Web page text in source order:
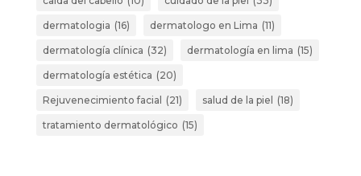
dermatologia (16) dermatologo en Lima (11)
dermatología clínica (32) dermatología en lima (15)
dermatología estética (20)
Rejuvenecimiento facial (21) salud de la piel (18)
tratamiento dermatológico (15)